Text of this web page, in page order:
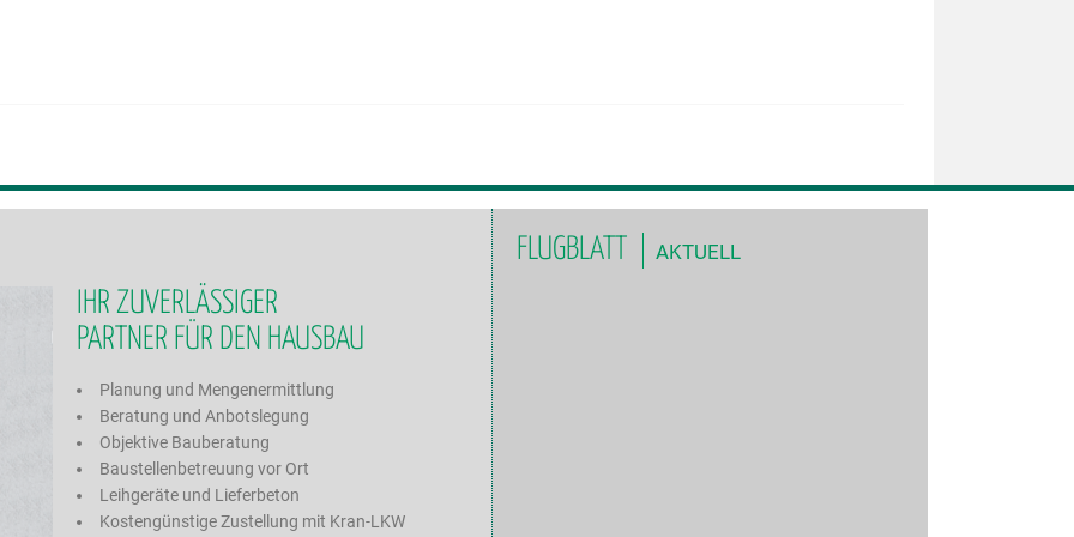
IHR ZUVERLÄSSIGER
PARTNER FÜR DEN HAUSBAU
Planung und Mengenermittlung
Beratung und Anbotslegung
Objektive Bauberatung
Baustellenbetreuung vor Ort
Leihgeräte und Lieferbeton
Kostengünstige Zustellung mit Kran-LKW
FLUGBLATT AKTUELL